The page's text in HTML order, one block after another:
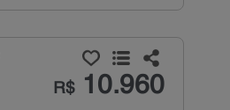
R$10.960